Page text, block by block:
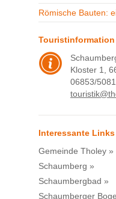
Römische Bauten:
Kloster 1,
06853/
Interessante Links
Gemeinde Tholey »
Schaumberg »
Schaumbergbad »
Schaumberger